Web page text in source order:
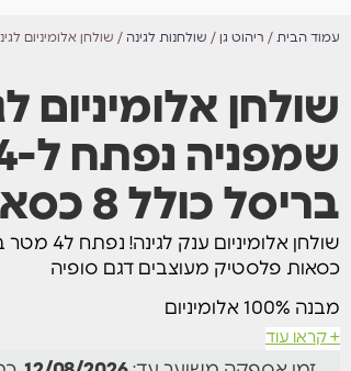
עמוד הבית / ריהוט גן / שולחנות לגינה / שולחן אלומיניום לגינה שמפניה נפתח
שולחן אלומיניום
בריסל כולל 8 כסאות סופיה
כסאות פלסטיק מעוצבים דגם סופיה
מבנה 100% אלומיניום
השולחן נפתח באמצעות מנגנון פתיחה אמין
+ קראו עוד